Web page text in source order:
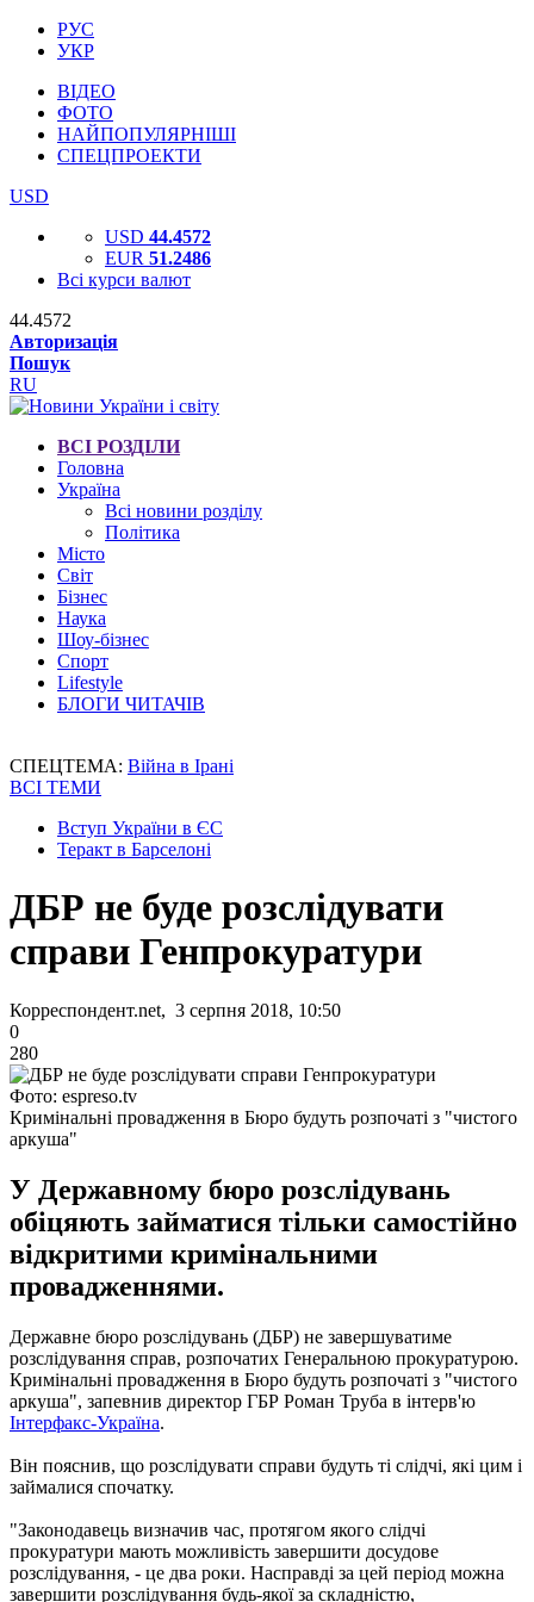
РУС
УКР
ВІДЕО
ФОТО
НАЙПОПУЛЯРНІШІ
СПЕЦПРОЕКТИ
USD
USD 44.4572
EUR 51.2486
Всі курси валют
44.4572
Авторизація
Пошук
RU
ВСІ РОЗДІЛИ
Головна
Україна
Всі новини розділу
Політика
Місто
Світ
Бізнес
Наука
Шоу-бізнес
Спорт
Lifestyle
БЛОГИ ЧИТАЧІВ
СПЕЦТЕМА: Війна в Ірані
ВСІ ТЕМИ
Вступ України в ЄС
Теракт в Барселоні
ДБР не буде розслідувати
справи Генпрокуратури
Корреспондент.net, 3 серпня 2018, 10:50
0
280
Фото: espreso.tv
Кримінальні провадження в Бюро будуть розпочаті з "чистого
аркуша"
У Державному бюро розслідувань
обіцяють займатися тільки самостійно
відкритими кримінальними
провадженнями.
Державне бюро розслідувань (ДБР) не завершуватиме
розслідування справ, розпочатих Генеральною прокуратурою.
Кримінальні провадження в Бюро будуть розпочаті з "чистого
аркуша", запевнив директор ГБР Роман Труба в інтерв'ю
Інтерфакс-Україна.
Він пояснив, що розслідувати справи будуть ті слідчі, які цим і
займалися спочатку.
"Законодавець визначив час, протягом якого слідчі
прокуратури мають можливість завершити досудове
розслідування, - це два роки. Насправді за цей період можна
завершити розслідування будь-якої за складністю,